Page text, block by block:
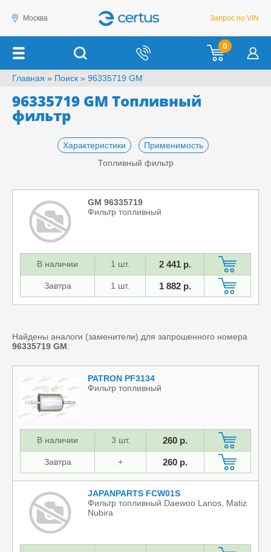
Москва Запрос по VIN
0
Главная » Поиск » 96335719 GM
96335719 GM Топливный
фильтр
Характеристики
Применимость
Топливный фильтр
GM 96335719
Фильтр топливный
В наличии 1 шт. 2 441 р.
Завтра 1 шт. 1 882 р.
Найдены аналоги (заменители) для запрошенного номера
96335719 GM:
PATRON PF3134
Фильтр топливный
В наличии 3 шт. 260 р.
Завтра + 260 р.
JAPANPARTS FCW01S
Фильтр топливный Daewoo Lanos, Matiz
Nubira